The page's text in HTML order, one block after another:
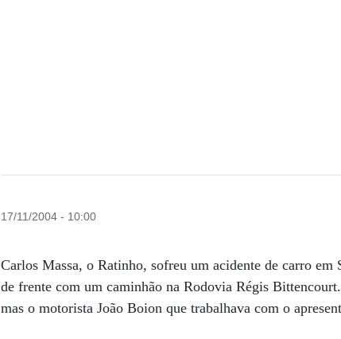
17/11/2004 - 10:00
Carlos Massa, o Ratinho, sofreu um acidente de carro
de frente com um caminhão na Rodovia Régis
mas o motorista João Boion que trabalhava com o